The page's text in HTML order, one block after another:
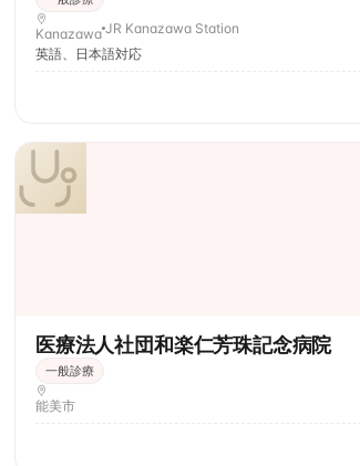
Kanazawa JR Kanazawa Station
英語、日本語対応
医療法人社団和楽仁芳珠記念病院
一般診療
能美市